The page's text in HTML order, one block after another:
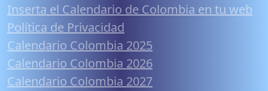
Inserta el Calendario de Colombia en tu web
Política de Privacidad
Calendario Colombia 2025
Calendario Colombia 2026
Calendario Colombia 2027